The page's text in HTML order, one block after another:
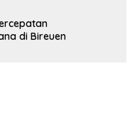
di Bireuen